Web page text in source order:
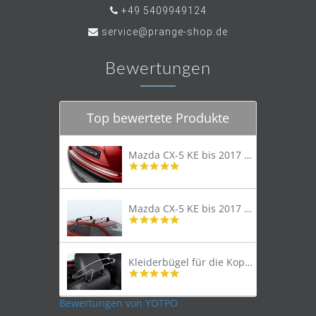
+49 5409949124
service@prange-shop.de
Bewertungen
Top bewertete Produkte
Mazda CX-5 KE bis 2017 Trittschutzleiste Edelstahl original
4.8
rating
Mazda CX-5 KE bis 2017 Lastenträger Dachträger
4.9
rating
Kleiderbügel für die Kopfstütze
4.9
rating
Bewertungen von YOTPO